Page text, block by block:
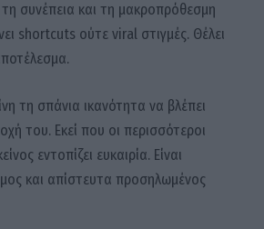
συνέπεια και τη μακροπρόθεσμη
shortcuts ούτε viral στιγμές. Θέλει
τη σπάνια ικανότητα να βλέπει
του. Εκεί που οι περισσότεροι
εντοπίζει ευκαιρία. Είναι
και απίστευτα προσηλωμένος